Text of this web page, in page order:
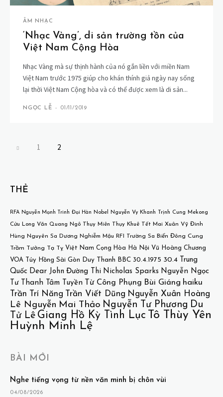
ÂM NHẠC
‘Nhạc Vàng’, di sản trường tồn của
Việt Nam Cộng Hòa
Nhạc Vàng mà sự thịnh hành của nó gắn liền với miền Nam
Việt Nam trước 1975 giúp cho khán thính giả ngày nay sống
lại thời Việt Nam Cộng hòa và có thể được xem là di sản...
NGỌC LỄ - 01/11/2019
1 2
THẺ
RFA Nguyễn Mạnh Trinh Đại Hàn Nobel Nguyễn Vy Khanh Trịnh Cung Mekong
Cửu Long Văn Quang Ngô Thụy Miên Thụy Khuê Tết Mai Xuân Vỹ Đinh
Hùng Nguyên Sa Dương Nghiễm Mậu RFI Trường Sa Biển Đông Cung
Trầm Tưởng Tạ Tỵ Việt Nam Cọng Hòa Hà Nội Vũ Hoàng Chương
VOA
Túy Hồng Sài Gòn Duy Thanh BBC 30.4.1975 30.4
Trung
Quốc Dear John Đường Thi Nicholas Sparks Nguyễn Ngọc
Tư
Thanh Tâm Tuyền Từ Công Phụng Bùi Giáng haiku
Trần Trí Năng
Trần Viết Dũng Nguyễn Xuân Hoàng
Lê Nguyễn Mai Thảo Nguyễn Tư Phương Du
Tử Lê Giang Hồ Kỳ Tình Lục Tô Thùy Yên
Huỳnh Minh Lệ
BÀI MỚI
Nghe tiếng vọng từ nền văn minh bị chôn vùi
04/08/2026